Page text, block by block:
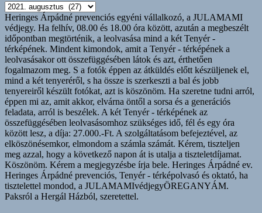
https://julamami.com
Ismerve
a
generációs
feladatod,
tán
teherként
a
következőkre
nem
hagyod.
Heringes Árpádné prevenciós egyéni vállalkozó, a JULAMAMI
védjegy. Ha felhív, 08.00 és 18.00 óra között, azután a megbeszélt
időpontban megtörténik, a leolvasása mind a két Tenyér -
térképének. Mindent kimondok, amit a Tenyér - térképének a
leolvasásakor ott összefüggésében látok és azt, érthetően
fogalmazom meg. S a fotók éppen az átküldés előtt készüljenek el,
mind a két tenyeréről, s ha össze is szerkeszti a bal és jobb
tenyereiről készült fotókat, azt is köszönöm. Ha szeretne tudni arról,
éppen mi az, amit akkor, elvárna öntől a sorsa és a generációs
feladata, arról is beszélek. A két Tenyér - térképének az
összefüggésében leolvasásomhoz szükséges idő, fél és egy óra
között lesz, a díja: 27.000.-Ft. A szolgáltatásom befejeztével, az
elköszönésemkor, elmondom a számla számát. Kérem, tiszteljen
meg azzal, hogy a következő napon át is utalja a tiszteletdíjamat.
Köszönöm. Kérem a megjegyzésbe írja bele. Heringes Árpádné ev.
Heringes Árpádné prevenciós, Tenyér - térképolvasó és oktató, ha
tisztelettel mondod, a JULAMAMIvédjegyÖREGANYÁM.
Paksról a Hergál Házból, szeretettel.